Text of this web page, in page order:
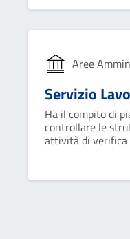
tesoriere.
Aree
Servizio
Ha il compito di
controllare le
attività di verifica
indirizzi dati.